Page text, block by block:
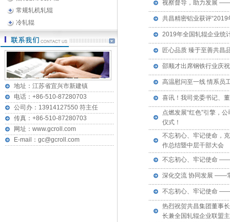
常规轧机轧辊
冷轧辊
地址：江苏省宜兴市新建镇
电话：+86-510-87280703
公司办：13914127550 符主任
传真：+86-510-87280703
网址：www.gcroll.com
E-mail：gc@gcroll.com
视察督导，助力发展
共昌精密铝业获评“2019
2019年全国轧辊企业统
匠心品质 臻于至善共昌
邵顺才出席钢铁行业庆
高温慰问至一线 情系员
喜讯！我司党委书记、
点燃发展“红色”引擎，
仪式！
不忘初心、牢记使命，
作总结暨中层干部大会
不忘初心、牢记使命
深化交流 协同发展 ——
不忘初心、牢记使命
热烈祝贺共昌集团董事
长兼全国轧辊企业联盟